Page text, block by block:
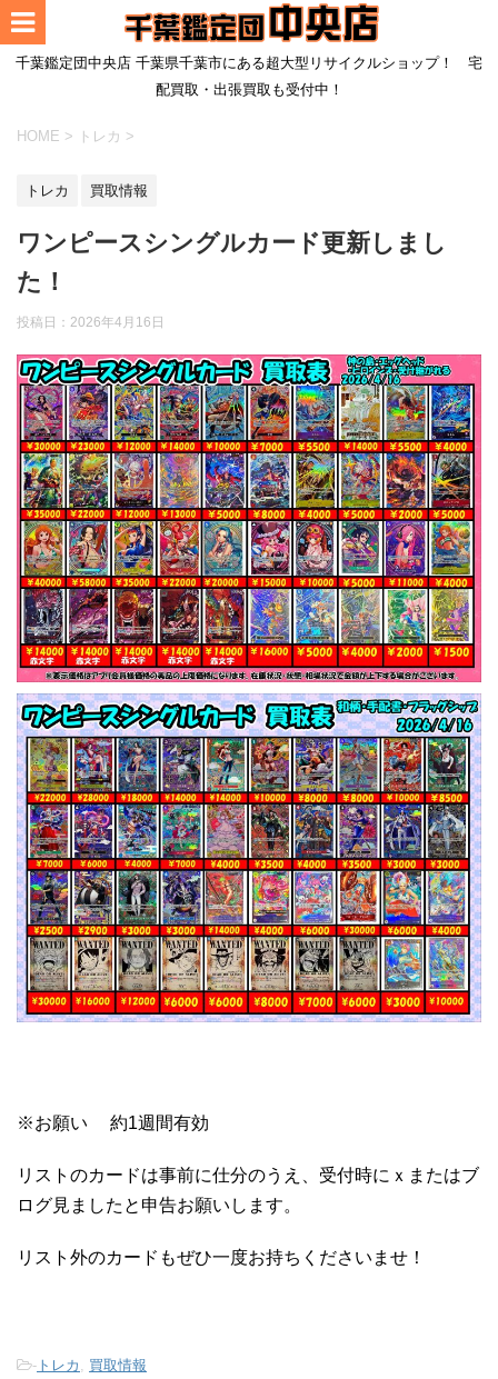
千葉鑑定団中央店 千葉県千葉市にある超大型リサイクルショップ！ 宅
配買取・出張買取も受付中！
HOME > トレカ >
トレカ 買取情報
ワンピースシングルカード更新しまし
た！
投稿日： 2026年4月16日
※お願い 約1週間有効
リストのカードは事前に仕分のうえ、受付時にｘまたはブ
ログ見ましたと申告お願いします。
リスト外のカードもぜひ一度お持ちくださいませ！
- トレカ 買取情報